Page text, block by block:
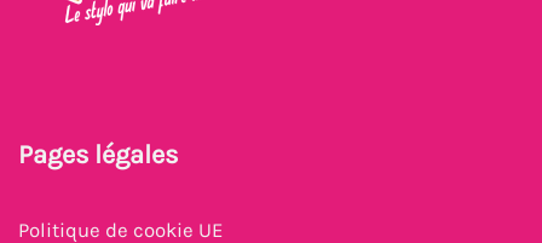
Pages légales
Politique de cookie UE